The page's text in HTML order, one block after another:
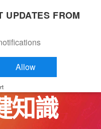
知識
UPDATES FROM
Allow